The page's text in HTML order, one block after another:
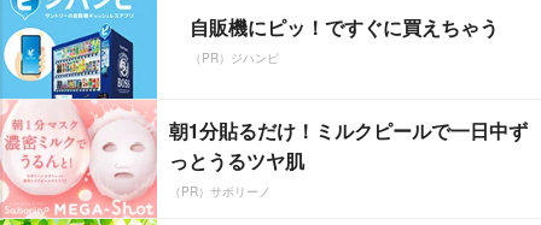
自販機にピッ！ですぐに買えちゃう
（PR）ジハンピ
朝1分貼るだけ！ミルクピールで一日中ず
っとうるツヤ肌
（PR）サボリーノ